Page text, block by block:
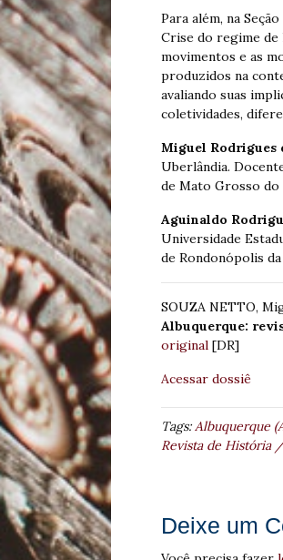
Para além, na
Crise do regime de
movimentos e as
produzidos na
avaliando suas
coletividades,
Miguel Rodrigues
Uberlândia.
de Mato Grosso do
Aguinaldo
Universidade
de Rondonópolis
SOUZA NETTO,
Albuquerque:
original [DR]
Acessar dossiê
Tags:Albuquerque
Revista de História
Deixe um